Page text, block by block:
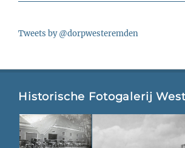
Tweets by @dorpwesteremden
Historische Fotogalerij